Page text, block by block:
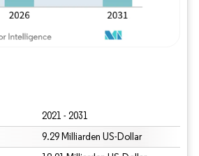
2021 - 2031
9.29 Milliarden US-Dollar